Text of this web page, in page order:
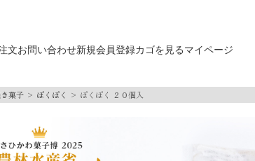
文お問い合わせ新規会員登録カゴを見る マイページ
菓子 ぽくぽく ぽくぽく ２０個入